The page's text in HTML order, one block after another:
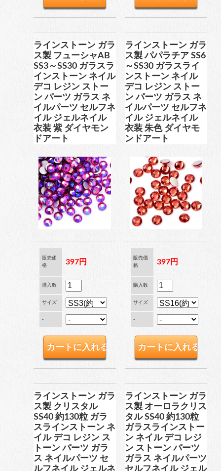
ラインストーン ガラ
ス製 フューシャAB
SS3～SS30 ガラスラ
インストーン ネイル
デコ レジン ストー
ン パーツ ガラス ネ
イルパーツ セルフネ
イル ジェルネイル
衣装 紫 ダイヤモン
ドアート
販売価
格
397円
購入数
サイズ
-
ラインストーン ガラ
ス製 パパラチア SS6
～SS30 ガラスライ
ンストーン ネイル
デコ レジン ストー
ン パーツ ガラス ネ
イルパーツ セルフネ
イル ジェルネイル
衣装 朱色 ダイヤモ
ンドアート
販売価
格
397円
購入数
サイズ
-
ラインストーン ガラ
ス製 クリスタル
SS40 約130粒 ガラ
スラインストーン ネ
イル デコ レジン ス
トーン パーツ ガラ
ス ネイルパーツ セ
ルフネイル ジェルネ
ラインストーン ガラ
ス製 オーロラクリス
タル SS40 約130粒
ガラスラインストー
ン ネイル デコ レジ
ン ストーン パーツ
ガラス ネイルパーツ
セルフネイル ジェル